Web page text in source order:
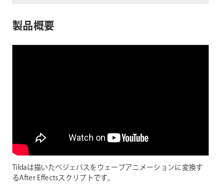
製品概要
Tildaは描いたベジェパスをウェーブアニメーションに変換す
るAfter Effectsスクリプトです。